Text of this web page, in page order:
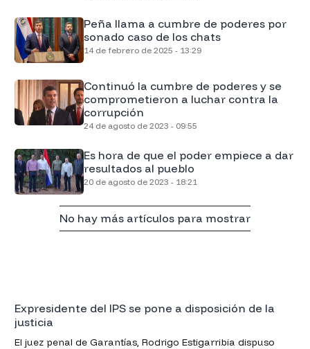
Peña llama a cumbre de poderes por
sonado caso de los chats
14 de febrero de 2025 - 13:29
Continuó la cumbre de poderes y se
comprometieron a luchar contra la
corrupción
24 de agosto de 2023 - 09:55
Es hora de que el poder empiece a dar
resultados al pueblo
20 de agosto de 2023 - 18:21
No hay más artículos para mostrar
Expresidente del IPS se pone a disposición de la
justicia
El juez penal de Garantías, Rodrigo Estigarribia dispuso